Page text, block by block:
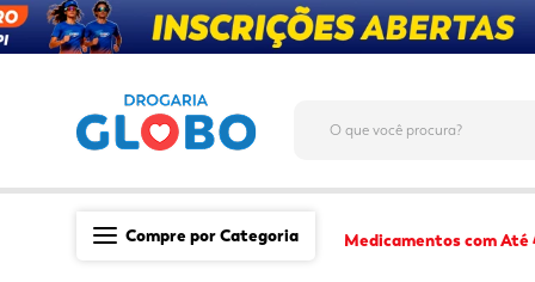
Compre por Categoria Medicamentos com Até